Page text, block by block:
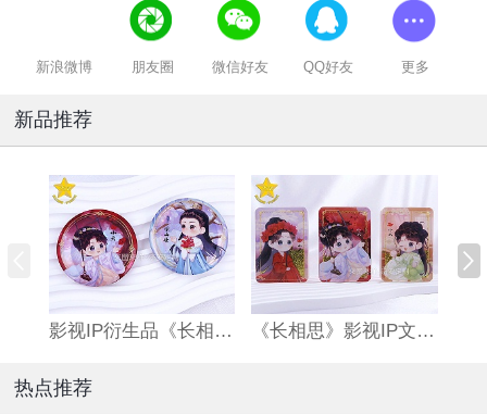
新浪微博 朋友圈 微信好友 QQ好友 更多
新品推荐
影视IP衍生品《长相思》双闪吧唧 《长相思》影视IP文创亚克力流沙麻将
热点推荐